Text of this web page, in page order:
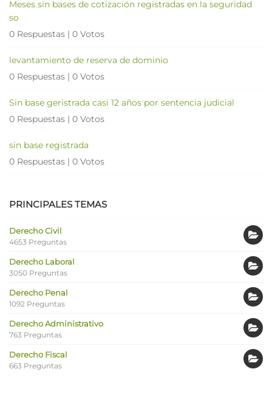
Meses sin bases de cotización registradas en la seguridad
so
0 Respuestas | 0 Votos
levantamiento de reserva de dominio
0 Respuestas | 0 Votos
Sin base geristrada casi 12 años por sentencia judicial
0 Respuestas | 0 Votos
sin base registrada
0 Respuestas | 0 Votos
PRINCIPALES TEMAS
Derecho Civil
4653 Preguntas
Derecho Laboral
3050 Preguntas
Derecho Penal
1092 Preguntas
Derecho Administrativo
763 Preguntas
Derecho Fiscal
663 Preguntas